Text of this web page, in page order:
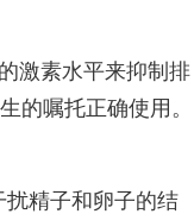
激素水平来抑制排
的嘱托正确使用。
精子和卵子的结